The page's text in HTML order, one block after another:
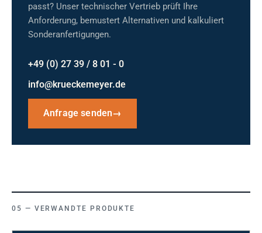
passt? Unser technischer Vertrieb prüft Ihre
Anforderung, bemustert Alternativen und kalkuliert
Sonderanfertigungen.
+49 (0) 27 39 / 8 01 - 0
info@krueckemeyer.de
Anfrage senden→
VERWANDTE PRODUKTE